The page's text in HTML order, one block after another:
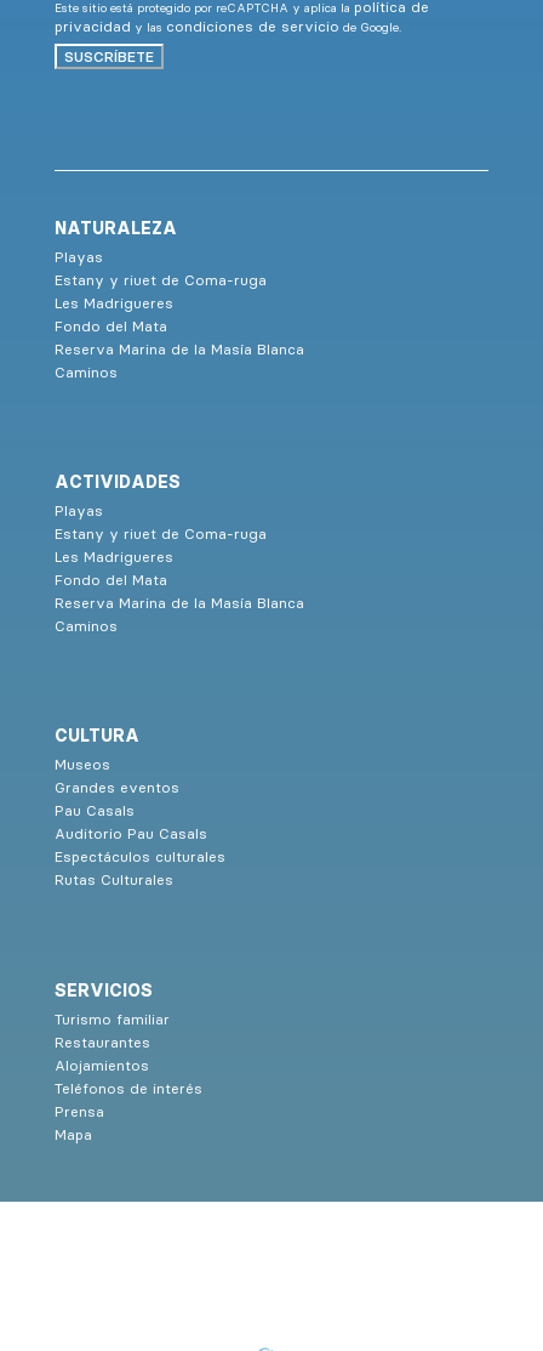
Este sitio está protegido por reCAPTCHA y aplica la política de
privacidad y las condiciones de servicio de Google.
SUSCRÍBETE
NATURALEZA
Playas
Estany y riuet de Coma-ruga
Les Madrigueres
Fondo del Mata
Reserva Marina de la Masía Blanca
Caminos
ACTIVIDADES
Playas
Estany y riuet de Coma-ruga
Les Madrigueres
Fondo del Mata
Reserva Marina de la Masía Blanca
Caminos
CULTURA
Museos
Grandes eventos
Pau Casals
Auditorio Pau Casals
Espectáculos culturales
Rutas Culturales
SERVICIOS
Turismo familiar
Restaurantes
Alojamientos
Teléfonos de interés
Prensa
Mapa